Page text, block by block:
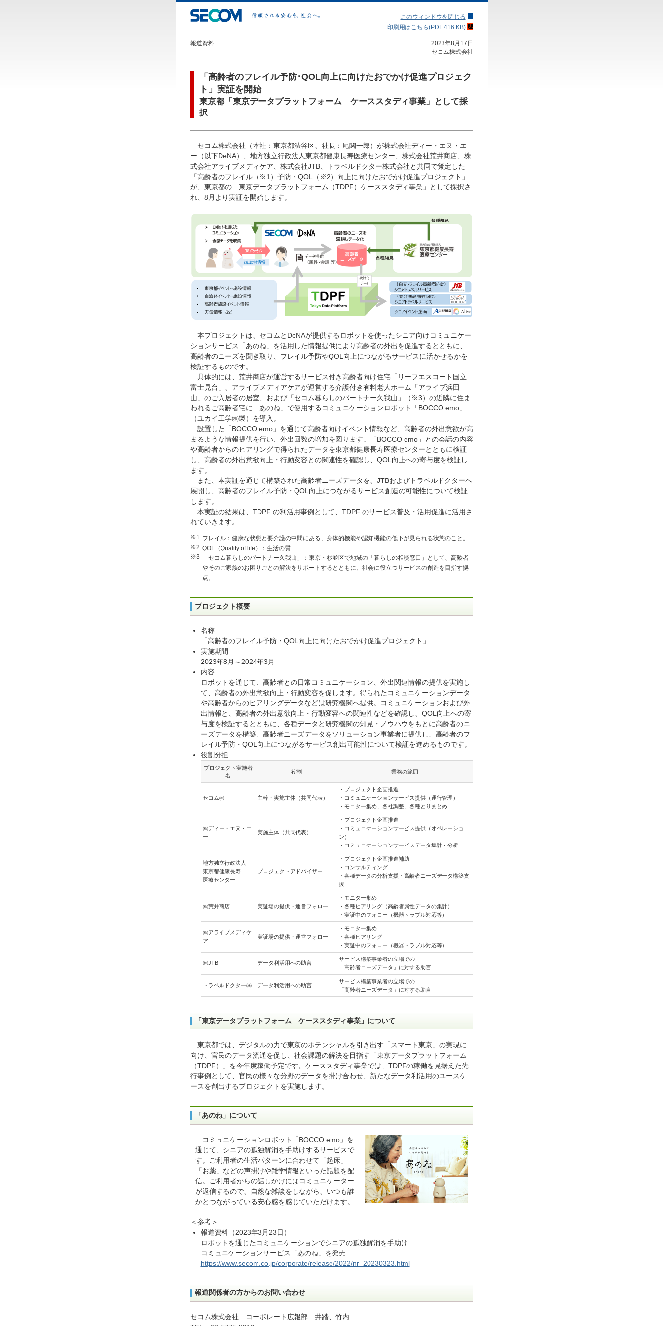
このウィンドウを閉じる
印刷用はこちら(PDF 416 KB)
報道資料
2023年8月17日
セコム株式会社
「高齢者のフレイル予防･QOL向上に向けたおでかけ促進プロジェク
ト」実証を開始
東京都「東京データプラットフォーム ケーススタディ事業」として採
択
セコム株式会社（本社：東京都渋谷区、社長：尾関一郎）が株式会社ディー・エヌ・エ
ー（以下DeNA）、地方独立行政法人東京都健康長寿医療センター、株式会社荒井商店、株
式会社アライブメディケア、株式会社JTB、トラベルドクター株式会社と共同で策定した
「高齢者のフレイル（※1）予防・QOL（※2）向上に向けたおでかけ促進プロジェクト」
が、東京都の「東京データプラットフォーム（TDPF）ケーススタディ事業」として採択さ
れ、8月より実証を開始します。
本プロジェクトは、セコムとDeNAが提供するロボットを使ったシニア向けコミュニケー
ションサービス「あのね」を活用した情報提供により高齢者の外出を促進するとともに、
高齢者のニーズを聞き取り、フレイル予防やQOL向上につながるサービスに活かせるかを
検証するものです。
具体的には、荒井商店が運営するサービス付き高齢者向け住宅「リーフエスコート国立
富士見台」、アライブメディアケアが運営する介護付き有料老人ホーム「アライブ浜田
山」のご入居者の居室、および「セコム暮らしのパートナー久我山」（※3）の近隣に住ま
われるご高齢者宅に「あのね」で使用するコミュニケーションロボット「BOCCO emo」
（ユカイ工学㈱製）を導入。
設置した「BOCCO emo」を通じて高齢者向けイベント情報など、高齢者の外出意欲が高
まるような情報提供を行い、外出回数の増加を図ります。「BOCCO emo」との会話の内容
や高齢者からのヒアリングで得られたデータを東京都健康長寿医療センターとともに検証
し、高齢者の外出意欲向上・行動変容との関連性を確認し、QOL向上への寄与度を検証し
ます。
また、本実証を通じて構築された高齢者ニーズデータを、JTBおよびトラベルドクターへ
展開し、高齢者のフレイル予防・QOL向上につながるサービス創造の可能性について検証
します。
本実証の結果は、TDPF の利活用事例として、TDPF のサービス普及・活用促進に活用さ
れていきます。
※1 フレイル：健康な状態と要介護の中間にある、身体的機能や認知機能の低下が見られる状態のこと。
※2 QOL（Quality of life）：生活の質
※3
「セコム暮らしのパートナー久我山」：東京・杉並区で地域の「暮らしの相談窓口」として、高齢者
やそのご家族のお困りごとの解決をサポートするとともに、社会に役立つサービスの創造を目指す拠
点。
プロジェクト概要
名称
「高齢者のフレイル予防・QOL向上に向けたおでかけ促進プロジェクト」
実施期間
2023年8月～2024年3月
内容
ロボットを通じて、高齢者との日常コミュニケーション、外出関連情報の提供を実施し
て、高齢者の外出意欲向上・行動変容を促します。得られたコミュニケーションデータ
や高齢者からのヒアリングデータなどは研究機関へ提供。コミュニケーションおよび外
出情報と、高齢者の外出意欲向上・行動変容への関連性などを確認し、QOL向上への寄
与度を検証するとともに、各種データと研究機関の知見・ノウハウをもとに高齢者のニ
ーズデータを構築。高齢者ニーズデータをソリューション事業者に提供し、高齢者のフ
レイル予防・QOL向上につながるサービス創出可能性について検証を進めるものです。
役割分担
プロジェクト実施者
名
役割 業務の範囲
セコム㈱ 主幹・実施主体（共同代表）
・プロジェクト企画推進
・コミュニケーションサービス提供（運行管理）
・モニター集め、各社調整、各種とりまとめ
㈱ディー・エヌ・エ
ー
実施主体（共同代表）
・プロジェクト企画推進
・コミュニケーションサービス提供（オペレーショ
ン）
・コミュニケーションサービスデータ集計・分析
地方独立行政法人
東京都健康長寿
医療センター
プロジェクトアドバイザー
・プロジェクト企画推進補助
・コンサルティング
・各種データの分析支援・高齢者ニーズデータ構築支
援
㈱荒井商店 実証場の提供・運営フォロー
・モニター集め
・各種ヒアリング（高齢者属性データの集計）
・実証中のフォロー（機器トラブル対応等）
㈱アライブメディケ
ア
実証場の提供・運営フォロー
・モニター集め
・各種ヒアリング
・実証中のフォロー（機器トラブル対応等）
㈱JTB データ利活用への助言
サービス構築事業者の立場での
「高齢者ニーズデータ」に対する助言
トラベルドクター㈱ データ利活用への助言
サービス構築事業者の立場での
「高齢者ニーズデータ」に対する助言
「東京データプラットフォーム ケーススタディ事業」について
東京都では、デジタルの力で東京のポテンシャルを引き出す「スマート東京」の実現に
向け、官民のデータ流通を促し、社会課題の解決を目指す「東京データプラットフォーム
（TDPF）」を今年度稼働予定です。ケーススタディ事業では、TDPFの稼働を見据えた先
行事例として、官民の様々な分野のデータを掛け合わせ、新たなデータ利活用のユースケ
ースを創出するプロジェクトを実施します。
「あのね」について
コミュニケーションロボット「BOCCO emo」を
通じて、シニアの孤独解消を手助けするサービスで
す。ご利用者の生活パターンに合わせて「起床」
「お薬」などの声掛けや雑学情報といった話題を配
信。ご利用者からの話しかけにはコミュニケーター
が返信するので、自然な雑談をしながら、いつも誰
かとつながっている安心感を感じていただけます。
＜参考＞
報道資料（2023年3月23日）
ロボットを通じたコミュニケーションでシニアの孤独解消を手助け
コミュニケーションサービス「あのね」を発売
https://www.secom.co.jp/corporate/release/2022/nr_20230323.html
報道関係者の方からのお問い合わせ
セコム株式会社 コーポレート広報部 井踏、竹内